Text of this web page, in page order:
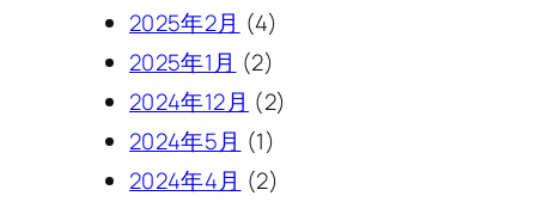
2025年2月 (4)
2025年1月 (2)
2024年12月 (2)
2024年5月 (1)
2024年4月 (2)